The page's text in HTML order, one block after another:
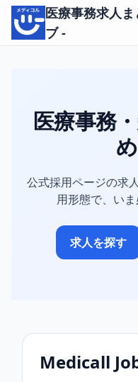
医療事務求人
ブ -
医療事務
公式採用ページの求
用形態で、いま
求人を探す
Medicall